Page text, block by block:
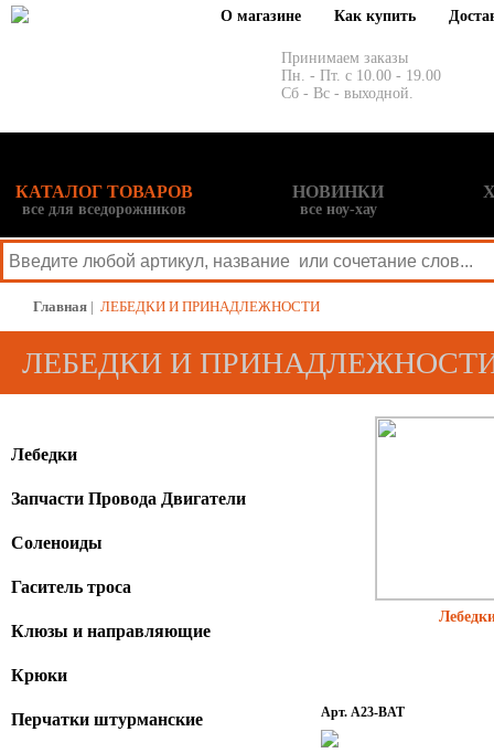
О магазине Как купить
Принимаем заказы
Пн. - Пт. с 10.00 - 19.00
Сб - Вс - выходной.
КАТАЛОГ ТОВАРОВ
все для вседорожников
НОВИНКИ
все ноу-хау
Главная | ЛЕБЕДКИ И ПРИНАДЛЕЖНОСТИ
ЛЕБЕДКИ И
Лебедки
Запчасти Провода Двигатели
Соленоиды
Гаситель троса
Клюзы и направляющие
Крюки
Перчатки штурманские Арт. A23-BAT